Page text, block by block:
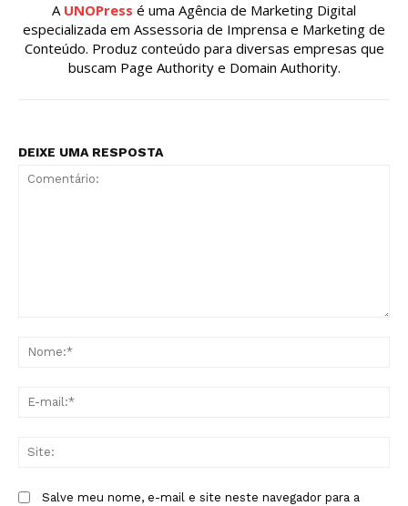
A UNOPress é uma Agência de Marketing Digital
especializada em Assessoria de Imprensa e Marketing de
Conteúdo. Produz conteúdo para diversas empresas que
buscam Page Authority e Domain Authority.
DEIXE UMA RESPOSTA
Salve meu nome, e-mail e site neste navegador para a